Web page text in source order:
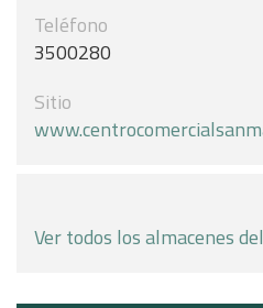
Teléfono
3500280
Sitio
Ver todos los almacenes